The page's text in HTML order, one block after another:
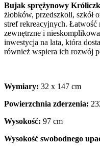
Bujak sprężynowy
żłobków, przedszkoli, szkół
stref rekreacyjnych. Łatwość
zewnętrzne i
inwestycja na lata, która
również wspiera ich rozwój
Wymiary: 32 x 147 cm
Powierzchnia zderzenia:
Wysokość: 97 cm
Wysokość swobodnego